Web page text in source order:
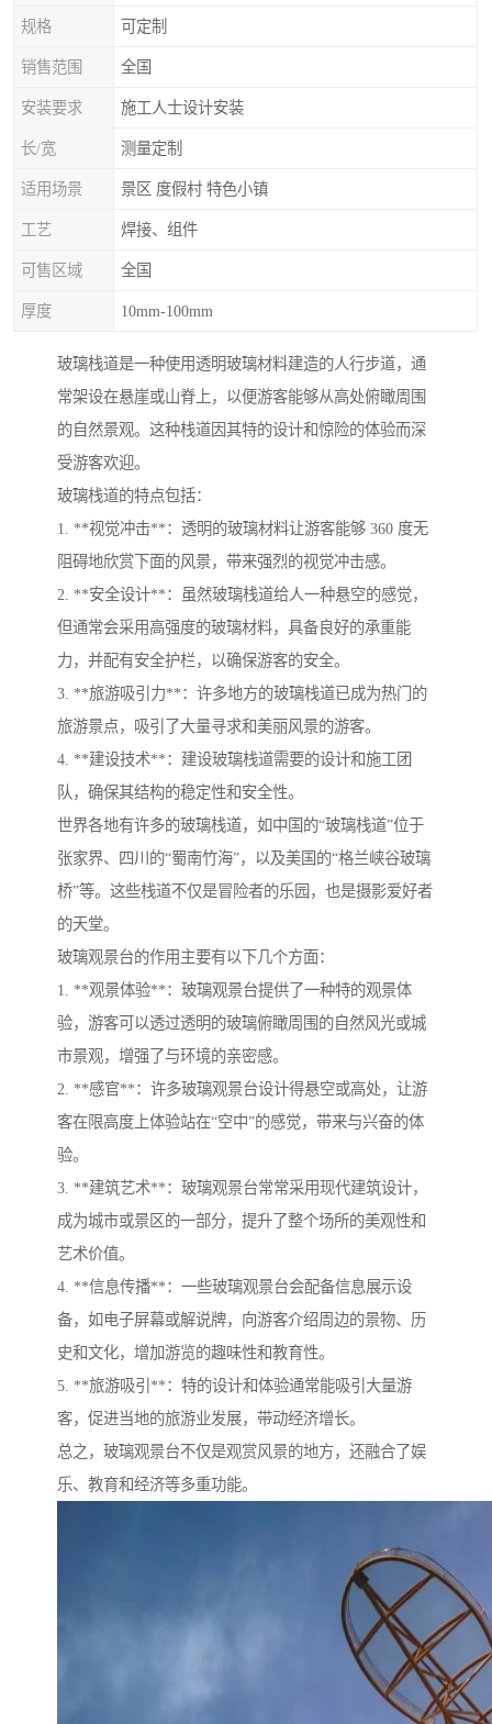
规格 可定制
销售范围 全国
安装要求 施工人士设计安装
长/宽 测量定制
适用场景 景区 度假村 特色小镇
工艺 焊接、组件
可售区域 全国
厚度 10mm-100mm
玻璃栈道是一种使用透明玻璃材料建造的人行步道，通
常架设在悬崖或山脊上，以便游客能够从高处俯瞰周围
的自然景观。这种栈道因其特的设计和惊险的体验而深
受游客欢迎。
玻璃栈道的特点包括：
1. **视觉冲击**：透明的玻璃材料让游客能够 360 度无
阻碍地欣赏下面的风景，带来强烈的视觉冲击感。
2. **安全设计**：虽然玻璃栈道给人一种悬空的感觉，
但通常会采用高强度的玻璃材料，具备良好的承重能
力，并配有安全护栏，以确保游客的安全。
3. **旅游吸引力**：许多地方的玻璃栈道已成为热门的
旅游景点，吸引了大量寻求和美丽风景的游客。
4. **建设技术**：建设玻璃栈道需要的设计和施工团
队，确保其结构的稳定性和安全性。
世界各地有许多的玻璃栈道，如中国的“玻璃栈道”位于
张家界、四川的“蜀南竹海”，以及美国的“格兰峡谷玻璃
桥”等。这些栈道不仅是冒险者的乐园，也是摄影爱好者
的天堂。
玻璃观景台的作用主要有以下几个方面：
1. **观景体验**：玻璃观景台提供了一种特的观景体
验，游客可以透过透明的玻璃俯瞰周围的自然风光或城
市景观，增强了与环境的亲密感。
2. **感官**：许多玻璃观景台设计得悬空或高处，让游
客在限高度上体验站在“空中”的感觉，带来与兴奋的体
验。
3. **建筑艺术**：玻璃观景台常常采用现代建筑设计，
成为城市或景区的一部分，提升了整个场所的美观性和
艺术价值。
4. **信息传播**：一些玻璃观景台会配备信息展示设
备，如电子屏幕或解说牌，向游客介绍周边的景物、历
史和文化，增加游览的趣味性和教育性。
5. **旅游吸引**：特的设计和体验通常能吸引大量游
客，促进当地的旅游业发展，带动经济增长。
总之，玻璃观景台不仅是观赏风景的地方，还融合了娱
乐、教育和经济等多重功能。